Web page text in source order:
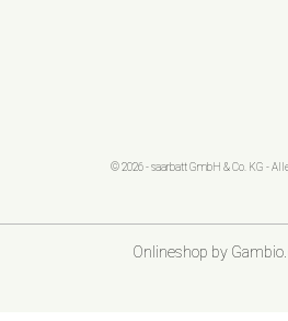
© 2026 - saarbatt GmbH & Co. KG -
Onlineshop by